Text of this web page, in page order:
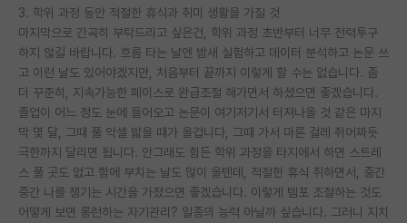
3. 학위 과정 동안 적절한 휴식과 취미 생활을 가질 것
마지막으로 간곡히 부탁드리고 싶은건, 학위 과정 초반부터 너무 전력투구
하지 않길 바랍니다. 흐름 타는 날엔 밤새 실험하고 데이터 분석하고 논문 쓰
고 이런 날도 있어야겠지만, 처음부터 끝까지 이렇게 할 수는 없습니다. 좀
더 꾸준히, 지속가능한 페이스로 완급조절 해가면서 하셨으면 좋겠습니다.
졸업이 어느 정도 눈에 들어오고 논문이 여기저기서 터져나올 것 같은 마지
막 몇 달, 그때 풀 악셀 밟을 때가 올겁니다, 그때 가서 마른 걸레 쥐어짜듯
극한까지 달리면 됩니다. 안그래도 힘든 학위 과정을 타지에서 하면 스트레
스 풀 곳도 없고 힘에 부치는 날도 많이 올텐데, 적절한 휴식 취하면서, 중간
중간 나를 챙기는 시간을 가졌으면 좋겠습니다. 이렇게 템포 조절하는 것도
어떻게 보면 롱런하는 자기관리? 일종의 능력 아닐까 싶습니다. 그러니 지치